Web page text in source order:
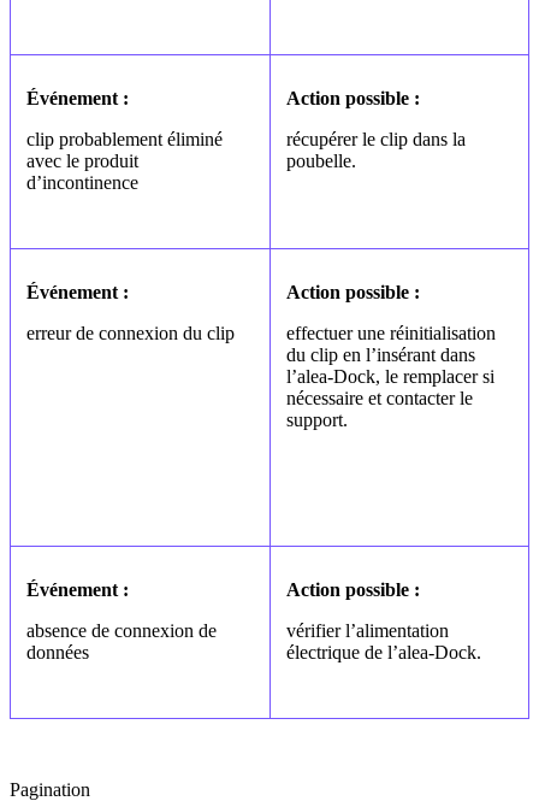
Événement :
clip probablement éliminé
avec le produit
d’incontinence
Action possible :
récupérer le clip dans la
poubelle.
Événement :
erreur de connexion du clip
Action possible :
effectuer une réinitialisation
du clip en l’insérant dans
l’alea-Dock, le remplacer si
nécessaire et contacter le
support.
Événement :
absence de connexion de
données
Action possible :
vérifier l’alimentation
électrique de l’alea-Dock.
Pagination